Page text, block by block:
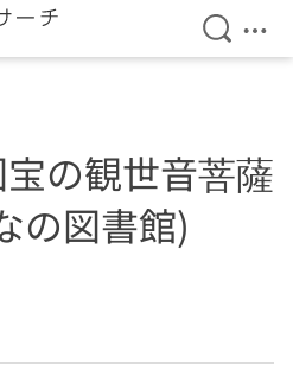
検索を
メ
の観世音菩薩
の図書館)